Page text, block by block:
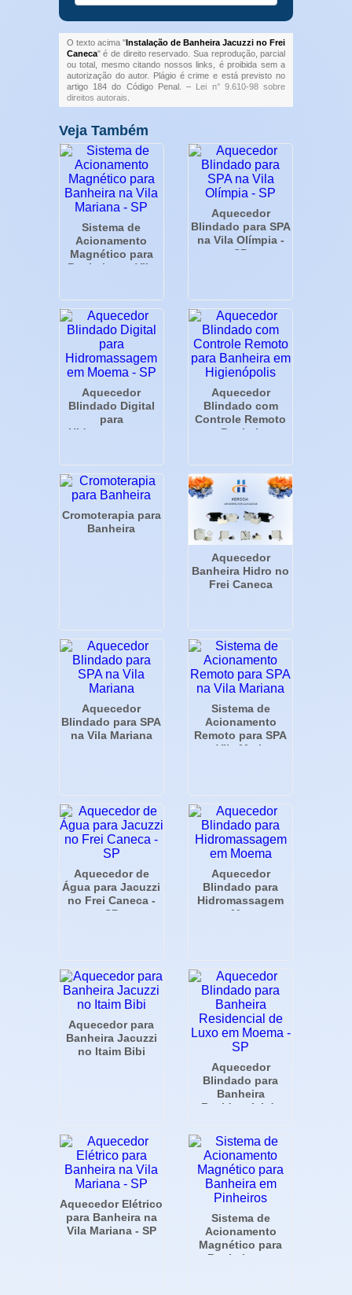
O texto acima "Instalação de Banheira Jacuzzi no Frei
Caneca" é de direito reservado. Sua reprodução, parcial
ou total, mesmo citando nossos links, é proibida sem a
autorização do autor. Plágio é crime e está previsto no
artigo 184 do Código Penal. – Lei n° 9.610-98 sobre
direitos autorais
Veja Também
Sistema de
Acionamento
Magnético para
Banheira na Vila
Aquecedor
Blindado para SPA
na Vila Olímpia -
SP
Aquecedor
Blindado Digital
para
Hidromassagem
Aquecedor
Blindado com
Controle Remoto
para Banheira em
Cromoterapia para
Banheira
Aquecedor
Banheira Hidro no
Frei Caneca
Aquecedor
Blindado para SPA
na Vila Mariana
Sistema de
Acionamento
Remoto para SPA
na Vila Mariana
Aquecedor de
Água para Jacuzzi
no Frei Caneca -
SP
Aquecedor
Blindado para
Hidromassagem
em Moema
Aquecedor para
Banheira Jacuzzi
no Itaim Bibi
Aquecedor
Blindado para
Banheira
Residencial de
Aquecedor Elétrico
para Banheira na
Vila Mariana - SP
Sistema de
Acionamento
Magnético para
Banheira em